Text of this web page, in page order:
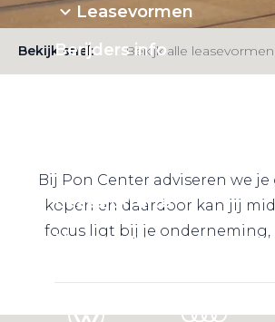
Leasevormen
Berijders info
Lease offerte
Naar particuliere website
Bekijk snel: Bekijk alle leasevormen
Bij Pon Center adviseren we
kopen en daardoor kan jij
focus ligt bij je onderneming,